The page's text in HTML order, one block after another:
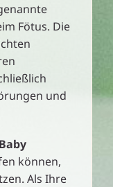
Fötus. Die
und
können,
Als Ihre